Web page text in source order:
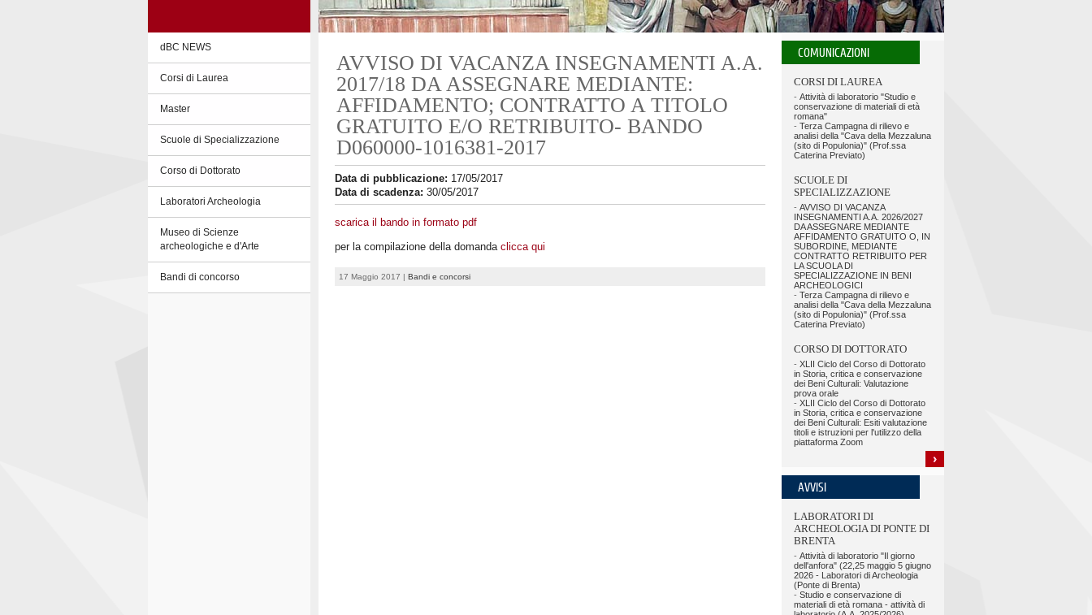
dBC NEWS
Corsi di Laurea
Master
Scuole di Specializzazione
Corso di Dottorato
Laboratori Archeologia
Museo di Scienze
archeologiche e d'Arte
Bandi di concorso
AVVISO DI VACANZA INSEGNAMENTI A.A.
2017/18 DA ASSEGNARE MEDIANTE:
AFFIDAMENTO; CONTRATTO A TITOLO
GRATUITO E/O RETRIBUITO- BANDO
D060000-1016381-2017
Data di pubblicazione: 17/05/2017
Data di scadenza: 30/05/2017
scarica il bando in formato pdf
per la compilazione della domanda clicca qui
17 Maggio 2017 | Bandi e concorsi
COMUNICAZIONI
CORSI DI LAUREA
- Attività di laboratorio "Studio e
conservazione di materiali di età
romana"
- Terza Campagna di rilievo e
analisi della "Cava della Mezzaluna
(sito di Populonia)" (Prof.ssa
Caterina Previato)
SCUOLE DI
SPECIALIZZAZIONE
- AVVISO DI VACANZA
INSEGNAMENTI A.A. 2026/2027
DA ASSEGNARE MEDIANTE
AFFIDAMENTO GRATUITO O, IN
SUBORDINE, MEDIANTE
CONTRATTO RETRIBUITO PER
LA SCUOLA DI
SPECIALIZZAZIONE IN BENI
ARCHEOLOGICI
- Terza Campagna di rilievo e
analisi della "Cava della Mezzaluna
(sito di Populonia)" (Prof.ssa
Caterina Previato)
CORSO DI DOTTORATO
- XLII Ciclo del Corso di Dottorato
in Storia, critica e conservazione
dei Beni Culturali: Valutazione
prova orale
- XLII Ciclo del Corso di Dottorato
in Storia, critica e conservazione
dei Beni Culturali: Esiti valutazione
titoli e istruzioni per l'utilizzo della
piattaforma Zoom
AVVISI
LABORATORI DI
ARCHEOLOGIA DI PONTE DI
BRENTA
- Attività di laboratorio "Il giorno
dell'anfora" (22,25 maggio 5 giugno
2026 - Laboratori di Archeologia
(Ponte di Brenta)
- Studio e conservazione di
materiali di età romana - attività di